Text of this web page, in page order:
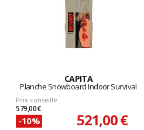
CAPITA
Planche Snowboard Indoor Survival
Prix conseillé
579,00 €
-10% 521,00 €